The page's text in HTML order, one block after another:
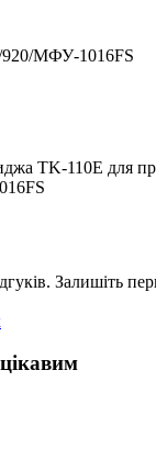
920/МФУ-1016FS
TK-110E для
Залишіть